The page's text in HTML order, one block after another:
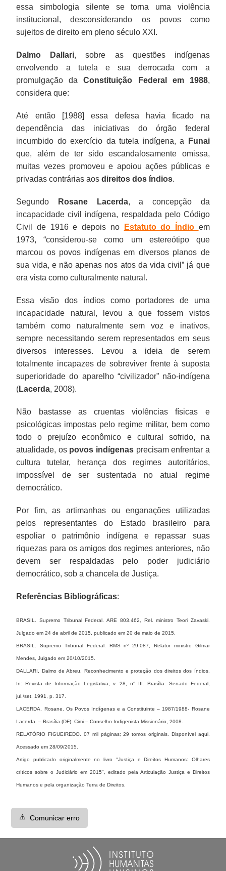
essa simbologia silente se torna uma violência
institucional, desconsiderando os povos como
sujeitos de direito em pleno século XXI.
Dalmo Dallari, sobre as questões indígenas
envolvendo a tutela e sua derrocada com a
promulgação daConstituição Federal em 1988,
considera que:
Até então [1988] essa defesa havia ficado na
dependência das iniciativas do órgão federal
incumbido do exercício da tutela indígena, a
Funai
que, além de ter sido escandalosamente omissa,
muitas vezes promoveu e apoiou ações públicas e
privadas contrárias aosdireitos dos índios.
Segundo Rosane Lacerda, a concepção da
incapacidade civil indígena, respaldada pelo Código
Civil de 1916 e depois no
Estatuto do Índio em
1973, “considerou-se como um estereótipo que
marcou os povos indígenas em diversos planos de
sua vida, e não apenas nos atos da vida civil” já que
era vista como culturalmente natural.
Essa visão dos índios como portadores de uma
incapacidade natural, levou a que fossem vistos
também como naturalmente sem voz e inativos,
sempre necessitando serem representados em seus
diversos interesses. Levou a ideia de serem
totalmente incapazes de sobreviver frente à suposta
superioridade do aparelho “civilizador” não-indígena
(Lacerda, 2008).
Não bastasse as cruentas violências físicas e
psicológicas impostas pelo regime militar, bem como
todo o prejuízo econômico e cultural sofrido, na
atualidade, os povos indígenas precisam enfrentar a
cultura tutelar, herança dos regimes autoritários,
impossível de ser sustentada no atual regime
democrático.
Por fim, as artimanhas ou enganações utilizadas
pelos representantes do Estado brasileiro para
espoliar o patrimônio indígena e repassar suas
riquezas para os amigos dos regimes anteriores, não
devem ser respaldadas pelo poder judiciário
democrático, sob a chancela de Justiça.
Referências Bibliográficas:
BRASIL. Supremo Tribunal Federal. ARE 803.462, Rel. ministro Teori Zavaski.
Julgado em 24 de abril de 2015, publicado em 20 de maio de 2015.
BRASIL. Supremo Tribunal Federal. RMS nº 29.087, Relator ministro Gilmar
Mendes, Julgado em 20/10/2015.
DALLARI, Dalmo de Abreu. Reconhecimento e proteção dos direitos dos índios.
In: Revista de Informação Legislativa, v. 28, n° III. Brasília: Senado Federal,
jul./set. 1991, p. 317.
LACERDA, Rosane. Os Povos Indígenas e a Constituinte – 1987/1988- Rosane
Lacerda. – Brasília (DF): Cimi – Conselho Indigenista Missionário, 2008.
RELATÓRIO FIGUEIREDO. 07 mil páginas; 29 tomos originais. Disponível aqui.
Acessado em 28/09/2015.
Artigo publicado originalmente no livro "Justiça e Direitos Humanos: Olhares
críticos sobre o Judiciário em 2015", editado pela Articulação Justiça e Direitos
Humanos e pela organização Terra de Direitos.
⚠️ Comunicar erro